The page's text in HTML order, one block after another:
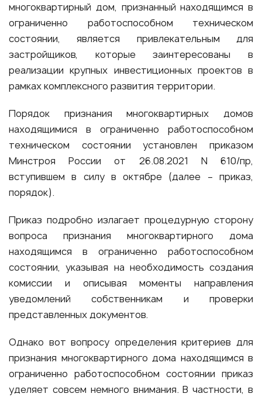
многоквартирный дом, признанный находящимся в
ограниченно работоспособном техническом
состоянии, является привлекательным для
застройщиков, которые заинтересованы в
реализации крупных инвестиционных проектов в
рамках комплексного развития территории.
Порядок признания многоквартирных домов
находящимися в ограниченно работоспособном
техническом состоянии установлен приказом
Минстроя России от 26.08.2021 N 610/пр,
вступившем в силу в октябре (далее – приказ,
порядок).
Приказ подробно излагает процедурную сторону
вопроса признания многоквартирного дома
находящимся в ограниченно работоспособном
состоянии, указывая на необходимость создания
комиссии и описывая моменты направления
уведомлений собственникам и проверки
представленных документов.
Однако вот вопросу определения критериев для
признания многоквартирного дома находящимся в
ограниченно работоспособном состоянии приказ
уделяет совсем немного внимания. В частности, в